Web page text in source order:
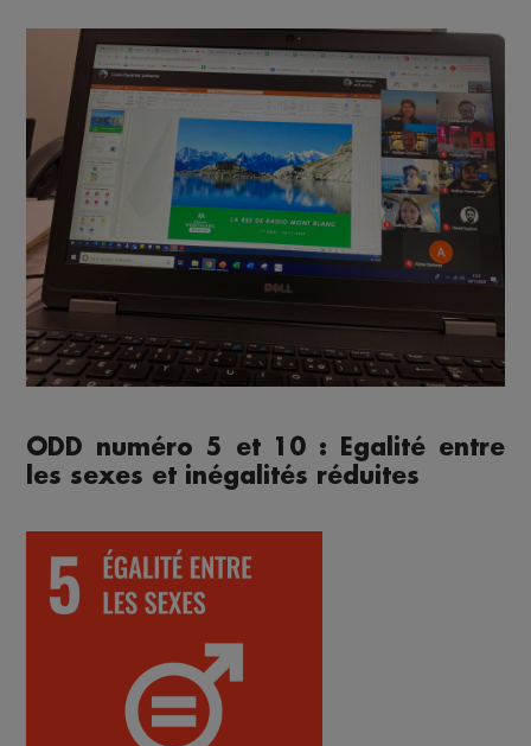
ODD numéro 5 et 10 : Egalité entre
les sexes et inégalités réduites